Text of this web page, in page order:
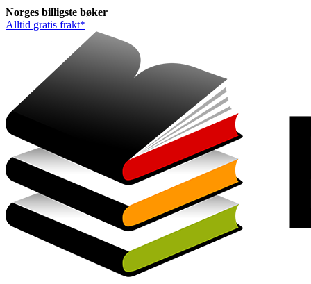
Norges billigste bøker
Alltid gratis frakt*